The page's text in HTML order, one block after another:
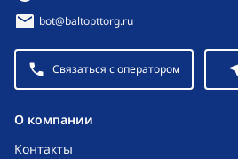
O компании
Контакты
bot@baltopttorg.ru
Связаться с оператором